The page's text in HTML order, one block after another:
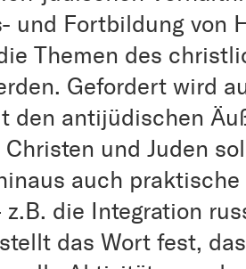
und Fortbildung von
Themen des
Gefordert wird
den antijüdischen
und Juden
auch
die Integration
das Wort fest,